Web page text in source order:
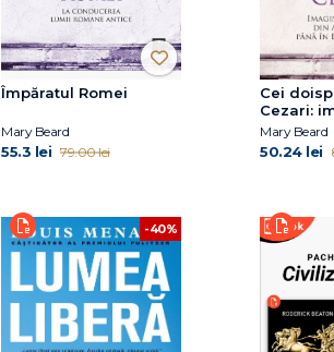
Împăratul Romei
Mary Beard
55.3 lei 79.00 lei
Cei
Cezari:
puterii
până în
Modernă
Mary Beard
50.24 lei
-40%